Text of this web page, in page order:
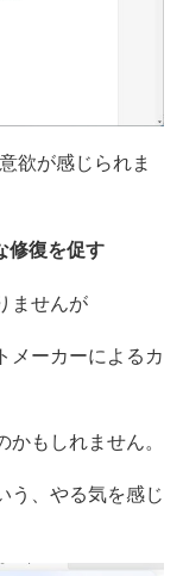
欲が感じられま
修復を促す
ませんが
メーカーによるカ
もしれません。
う、やる気を感じ